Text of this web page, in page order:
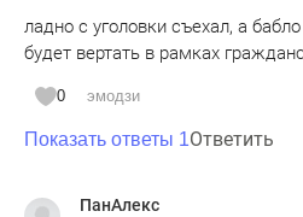
ладно с уголовки съехал, а
будет вертать в рамках
0 эмодзи
Показать ответы 1Ответить
ПанАлекс